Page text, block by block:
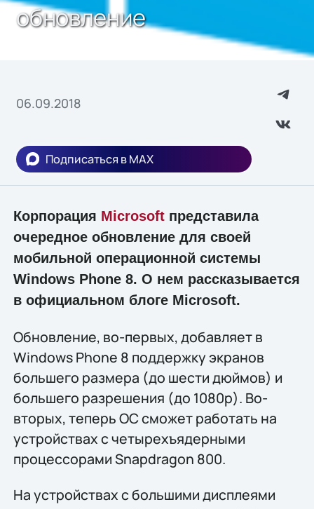
обновление
06.09.2018
Подписаться в MAX
Корпорация Microsoftпредставила
очередное обновление для своей
мобильной операционной системы
Windows Phone 8. О нем рассказывается
в официальном блоге Microsoft.
Обновление, во-первых, добавляет в
Windows Phone 8 поддержку экранов
большего размера (до шести дюймов) и
большего разрешения (до 1080p). Во-
вторых, теперь ОС сможет работать на
устройствах с четырехъядерными
процессорами Snapdragon 800.
На устройствах с большими дисплеями